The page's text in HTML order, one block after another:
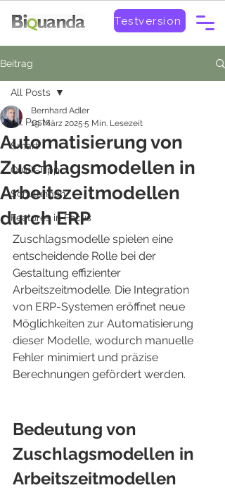
Testversion
Beitrag
All Posts
Smart
Quick-Tipp
Schulungen
Features in Focus
All Posts
Automatisierung von
Zuschlagsmodellen in
Arbeitszeitmodellen
durch ERP
Bernhard Adler
19. März 2025 5 Min. Lesezeit
Zuschlagsmodelle spielen eine
entscheidende Rolle bei der
Gestaltung effizienter
Arbeitszeitmodelle. Die Integration
von ERP-Systemen eröffnet neue
Möglichkeiten zur Automatisierung
dieser Modelle, wodurch manuelle
Fehler minimiert und präzise
Berechnungen gefördert werden.
Bedeutung von
Zuschlagsmodellen in
Arbeitszeitmodellen